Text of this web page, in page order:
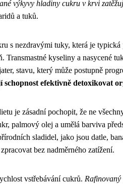
výkyvy hladiny cukru v krvi
a tuků.
s nezdravými tuky, která je
Transmastné kyseliny a nasycené
stavu, který může postupně
efektivně detoxikovat
je zásadní pochopit, že ne
palmový olej a umělá barviva
sladidel, jako jsou datle,
bez nadměrného zatížení.
vstřebávání cukrů. Rafinovaný